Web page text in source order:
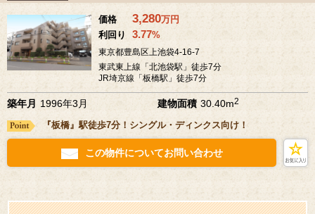
価格 3,280万円
利回り
3.77%
東京都豊島区上池袋4-16-7
東武東上線「北池袋駅」徒歩7分
JR埼京線「板橋駅」徒歩7分
築年月 1996年3月 建物面積 30.40m2
『板橋』駅徒歩7分！シングル・ディンクス向け！
この物件についてお問い合わせ